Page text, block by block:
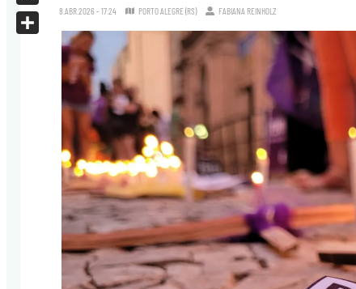
8.ABR.2026 - 17:24 PORTO ALEGRE (RS) FABIANA REINHOLZ
X